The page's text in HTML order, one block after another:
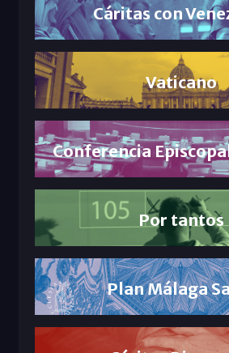
Cáritas con
Vaticano
Conferencia
Por tantos
Plan Málaga